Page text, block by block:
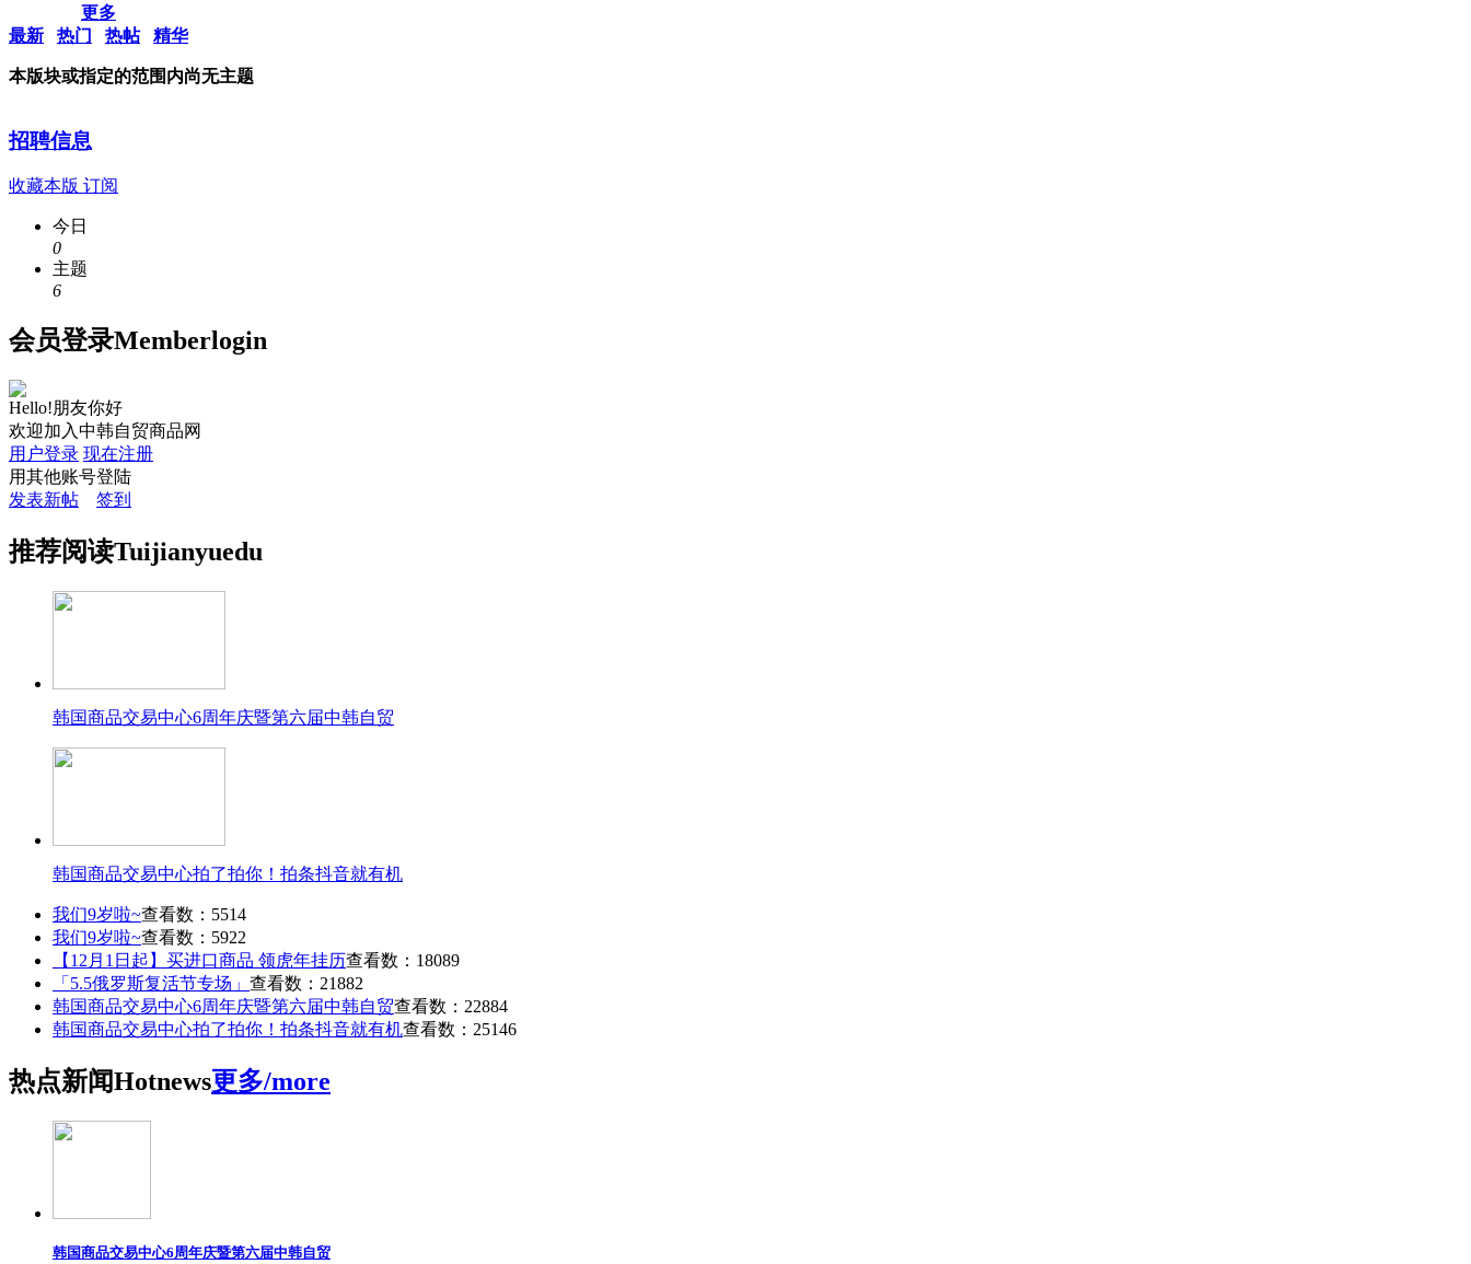
更多
最新
热门 热帖 精华
本版块或指定的范围内尚无主题
招聘信息
收藏本版 订阅
今日
0
主题
6
会员登录Memberlogin
Hello!朋友你好
欢迎加入中韩自贸商品网
用户登录 现在注册
用其他账号登陆
发表新帖
签到
推荐阅读Tuijianyuedu
韩国商品交易中心6周年庆暨第六届中韩自贸
韩国商品交易中心拍了拍你！拍条抖音就有机
我们9岁啦~查看数：5514
我们9岁啦~查看数：5922
【12月1日起】买进口商品 领虎年挂历查看数：18089
「5.5俄罗斯复活节专场」 查看数：21882
韩国商品交易中心6周年庆暨第六届中韩自贸查看数：22884
韩国商品交易中心拍了拍你！拍条抖音就有机查看数：25146
热点新闻Hotnews更多/more
韩国商品交易中心6周年庆暨第六届中韩自贸